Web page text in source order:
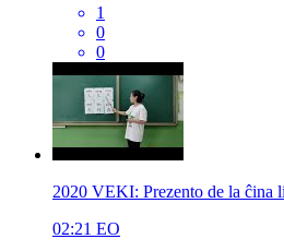
1
0
0
2020 VEKI: Prezento de la ĉina
02:21 EO